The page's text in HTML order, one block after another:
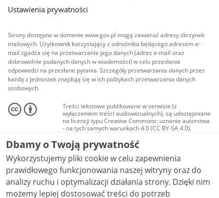
Ustawienia prywatności
Strony dostępne w domenie www.gov.pl mogą zawierać adresy skrzynek
mailowych. Użytkownik korzystający z odnośnika będącego adresem e-
mail zgadza się na przetwarzanie jego danych (adres e-mail oraz
dobrowolnie podanych danych w wiadomości) w celu przesłania
odpowiedzi na przesłane pytania. Szczegóły przetwarzania danych przez
każdą z jednostek znajdują się w ich politykach przetwarzania danych
osobowych.
Treści tekstowe publikowane w serwisie (z
wyłączeniem treści audiowizualnych), są udostępniane
na licencji typu Creative Commons: uznanie autorstwa
- na tych samych warunkach 4.0 (CC BY-SA 4.0).
Materiały audiowizualne, w tym zdjęcia, materiały
audio i wideo, są udostępniane na licencji typu
Creative Commons: uznanie autorstwa użycie
niekomercyjne - bez utworów zależnych 4.0 (CC BY-
NC-ND 4.0), o ile nie jest to stwierdzone inaczej.
Dbamy o Twoją prywatność
Wykorzystujemy pliki cookie w celu zapewnienia
prawidłowego funkcjonowania naszej witryny oraz do
analizy ruchu i optymalizacji działania strony. Dzięki nim
możemy lepiej dostosować treści do potrzeb